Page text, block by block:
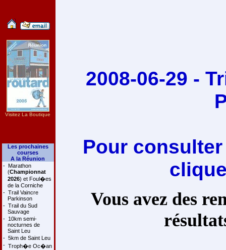
Visitez La Boutique
Les prochaines
courses
A la Réunion
- Marathon
(Championnat
2026) et Foul�es
de la Corniche
- Trail Vaincre
Parkinson
- Trail du Sud
Sauvage
- 10km semi-
nocturnes de
Saint Leu
- 5km de Saint Leu
- Troph�e Oc�an
2008-06-29 -
Pour
Vous avez des